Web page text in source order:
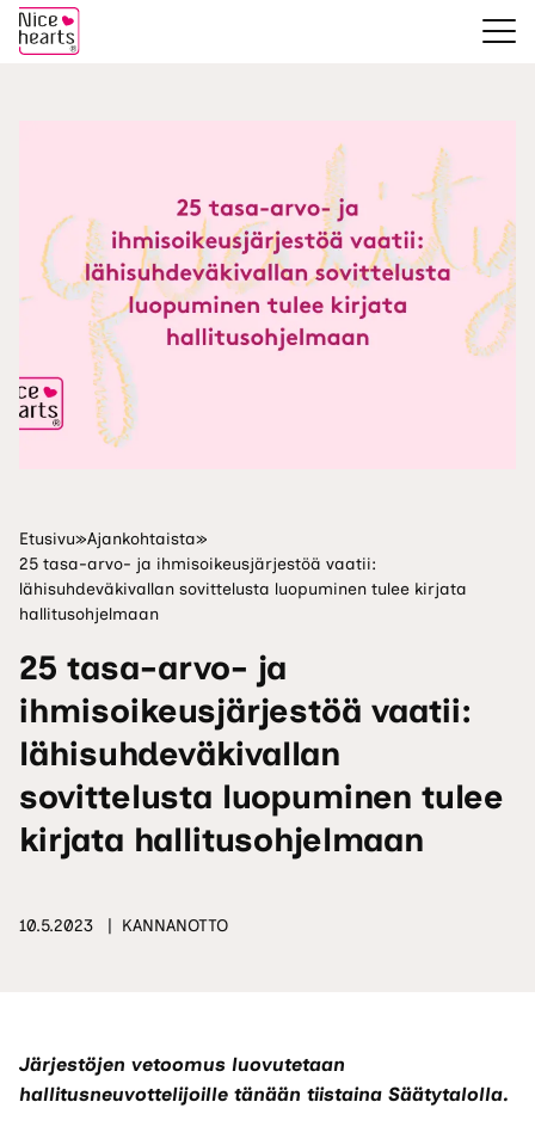
Etusivu»Ajankohtaista»
25 tasa-arvo- ja ihmisoikeusjärjestöä vaatii:
lähisuhdeväkivallan sovittelusta luopuminen tulee kirjata
hallitusohjelmaan
25 tasa-arvo- ja
ihmisoikeusjärjestöä vaatii:
lähisuhdeväkivallan
sovittelusta luopuminen tulee
kirjata hallitusohjelmaan
10.5.2023 KANNANOTTO
Järjestöjen vetoomus luovutetaan
hallitusneuvottelijoille tänään tiistaina Säätytalolla.